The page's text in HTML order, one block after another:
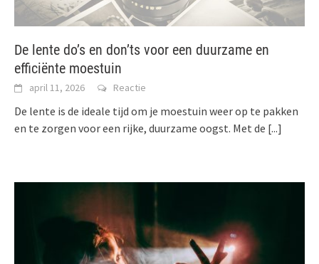
De lente do’s en don’ts voor een duurzame en
efficiënte moestuin
april 11, 2026 Reactie
De lente is de ideale tijd om je moestuin weer op te pakken
en te zorgen voor een rijke, duurzame oogst. Met de [...]